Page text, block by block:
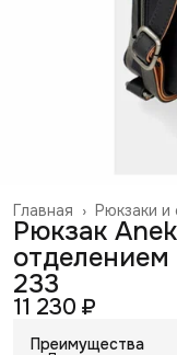
Рюкзаки и
Главная ›
Рюкзак
233
11 230 ₽
Преимущества